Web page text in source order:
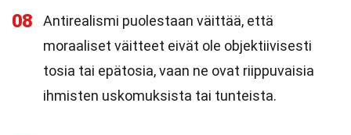
08
Antirealismi puolestaan väittää, että
moraaliset väitteet eivät ole objektiivisesti
tosia tai epätosia, vaan ne ovat riippuvaisia
ihmisten uskomuksista tai tunteista.